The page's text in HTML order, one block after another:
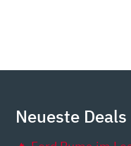
Neueste Deals